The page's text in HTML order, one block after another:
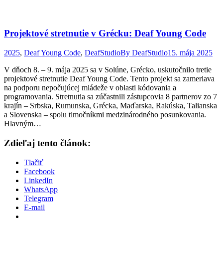
Projektové stretnutie v Grécku: Deaf Young Code
2025, Deaf Young Code, DeafStudioBy DeafStudio15. mája 2025
V dňoch 8. – 9. mája 2025 sa v Solúne, Grécko, uskutočnilo tretie
projektové stretnutie Deaf Young Code. Tento projekt sa zameriava
na podporu nepočujúcej mládeže v oblasti kódovania a
programovania. Stretnutia sa zúčastnili zástupcovia 8 partnerov zo 7
krajín – Srbska, Rumunska, Grécka, Maďarska, Rakúska, Talianska
a Slovenska – spolu tlmočníkmi medzinárodného posunkovania.
Hlavným…
Zdieľaj tento článok:
Tlačiť
Facebook
LinkedIn
WhatsApp
Telegram
E-mail